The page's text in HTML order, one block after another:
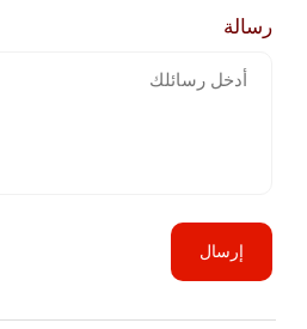
رسالة
إرسال